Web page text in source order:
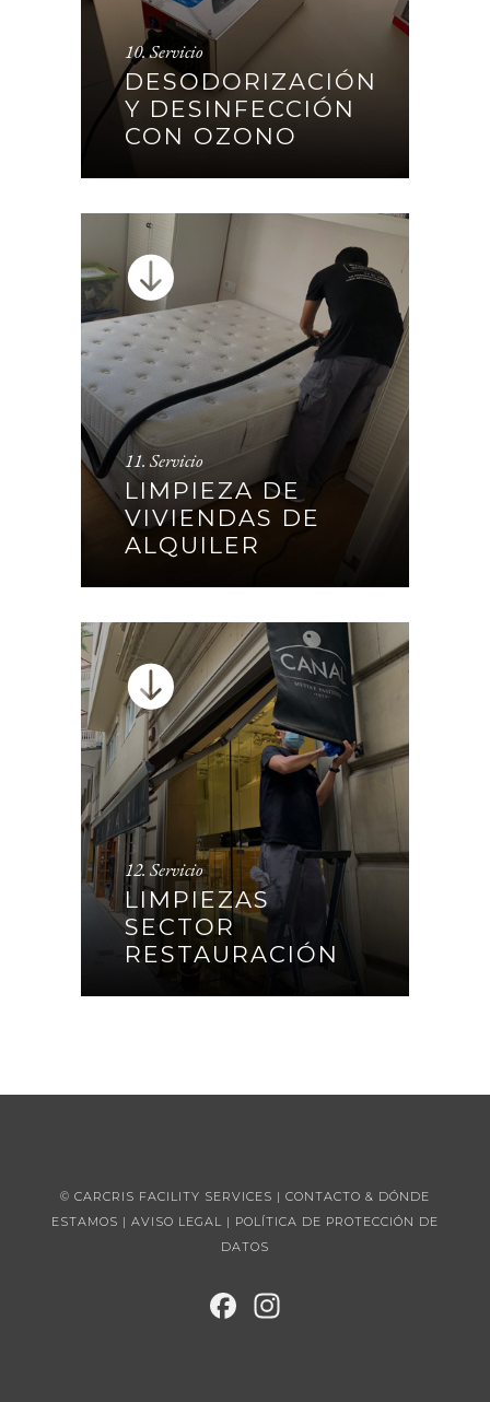
10. Servicio
DESODORIZACIÓN
Y DESINFECCIÓN
CON OZONO
DESODORIZACIÓN Y
DESINFECCIÓN CON
OZONO
CONTINUAR
11. Servicio
LIMPIEZA DE
VIVIENDAS DE
ALQUILER
LIMPIEZA DE VIVIENDAS DE
ALQUILER
CONTINUAR
12. Servicio
LIMPIEZAS
SECTOR
RESTAURACIÓN
LIMPIEZAS SECTOR
RESTAURACIÓN
CONTINUAR
© CARCRIS FACILITY SERVICES | CONTACTO & DÓNDE
ESTAMOS | AVISO LEGAL | POLÍTICA DE PROTECCIÓN DE
DATOS
FAC